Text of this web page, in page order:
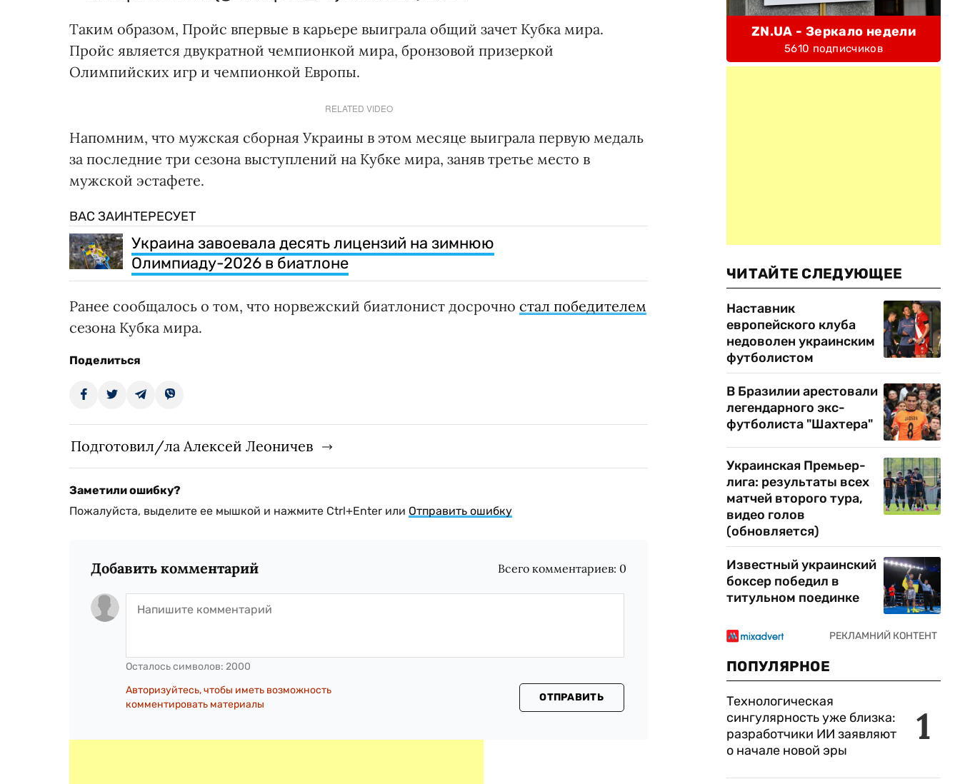
Таким образом, Пройс впервые в карьере выиграла общий зачет Кубка мира.
Пройс является двукратной чемпионкой мира, бронзовой призеркой
Олимпийских игр и чемпионкой Европы.
RELATED VIDEO
Напомним, что мужская сборная Украины в этом месяце выиграла первую медаль
за последние три сезона выступлений на Кубке мира, заняв третье место в
мужской эстафете.
ВАС ЗАИНТЕРЕСУЕТ
Украина завоевала десять лицензий на зимнюю
Олимпиаду-2026 в биатлоне
Ранее сообщалось о том, что норвежский биатлонист досрочно стал победителем
сезона Кубка мира.
Поделиться
Подготовил/ла Алексей Леоничев
Заметили ошибку?
Пожалуйста, выделите ее мышкой и нажмите Ctrl+Enter или Отправить ошибку
Добавить комментарий Всего комментариев: 0
Осталось символов: 2000
Авторизуйтесь, чтобы иметь возможность
комментировать материалы
ОТПРАВИТЬ
ZN.UA - Зеркало недели
5610 подписчиков
ЧИТАЙТЕ СЛЕДУЮЩЕЕ
Наставник
европейского клуба
недоволен украинским
футболистом
В Бразилии арестовали
легендарного экс-
футболиста "Шахтера"
Украинская Премьер-
лига: результаты всех
матчей второго тура,
видео голов
(обновляется)
Известный украинский
боксер победил в
титульном поединке
ПОПУЛЯРНОЕ
1
Технологическая
сингулярность уже близка:
разработчики ИИ заявляют
о начале новой эры